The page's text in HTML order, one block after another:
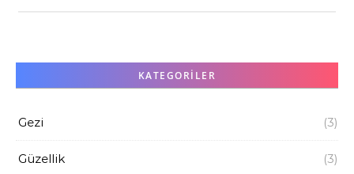
KATEGORILER
Gezi (3)
Güzellik (3)